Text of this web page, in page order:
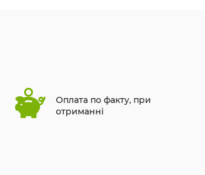
Оплата по факту, при
отриманні